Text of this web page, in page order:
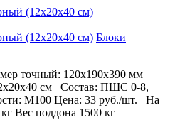
(12х20х40 см)
(12х20х40 см) Блоки
точный: 120х190х390 мм
см Состав: ПШС 0-8,
М100 Цена: 33 руб./шт. На
Вес поддона 1500 кг